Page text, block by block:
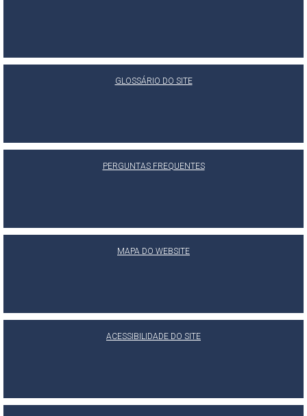
GLOSSÁRIO DO SITE
PERGUNTAS FREQUENTES
MAPA DO WEBSITE
ACESSIBILIDADE DO SITE